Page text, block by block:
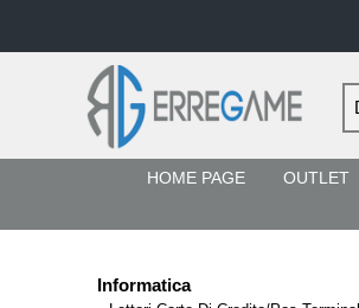
HOME PAGE OUTLET
Informatica